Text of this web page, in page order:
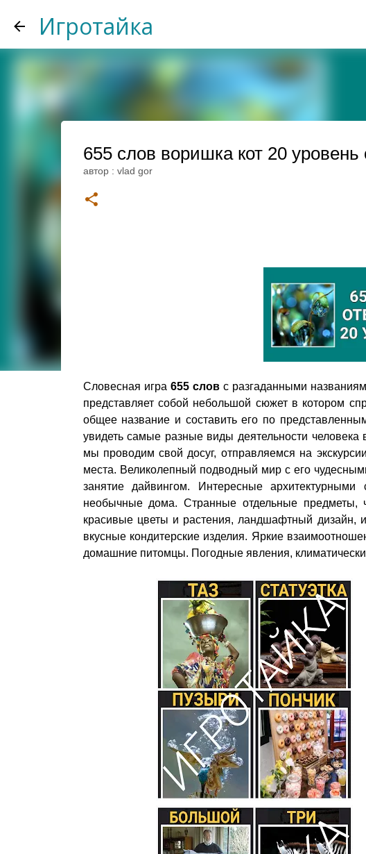
Игротайка
655 слов воришка кот 20 уровень
автор : vlad gor
Словесная игра 655 словс разгаданными
представляет собой небольшой сюжет в котором
общее название и составить его по
увидеть самые разные виды деятельности
мы проводим свой досуг, отправляемся на
места. Великолепный подводный мир с его
занятие дайвингом. Интересные архитектурными
необычные дома. Странные отдельные предметы,
красивые цветы и растения, ландшафтный дизайн,
вкусные кондитерские изделия. Яркие
домашние питомцы. Погодные явления,